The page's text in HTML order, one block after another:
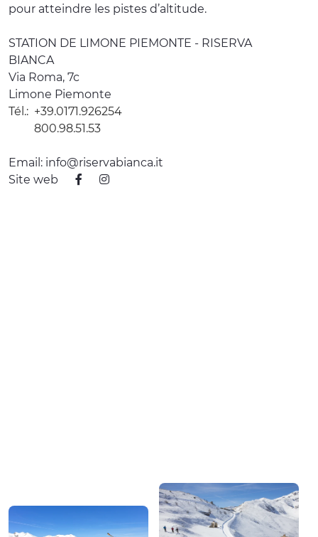
pour atteindre les pistes d’altitude.
STATION DE LIMONE PIEMONTE - RISERVA
BIANCA
Via Roma, 7c
Limone Piemonte
Tél.: +39.0171.926254
800.98.51.53
Email: info@riservabianca.it
Site web